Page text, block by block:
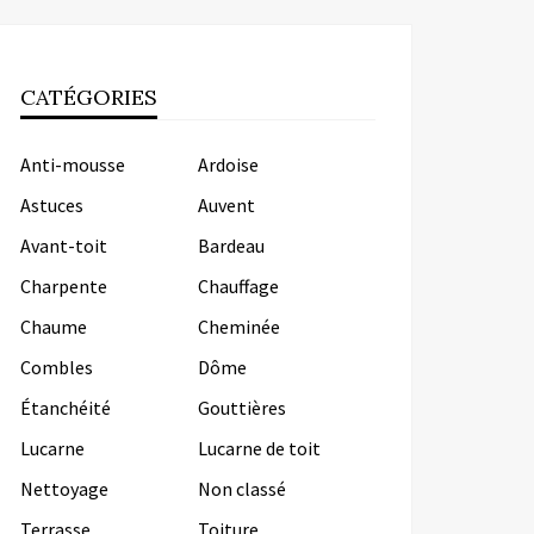
CATÉGORIES
Anti-mousse
Ardoise
Astuces
Auvent
Avant-toit
Bardeau
Charpente
Chauffage
Chaume
Cheminée
Combles
Dôme
Étanchéité
Gouttières
Lucarne
Lucarne de toit
Nettoyage
Non classé
Terrasse
Toiture